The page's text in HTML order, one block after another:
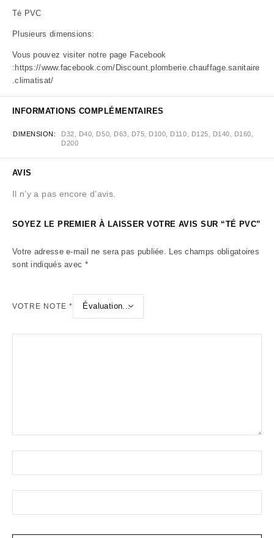
Té PVC
Plusieurs dimensions:
Vous pouvez visiter notre page Facebook
: https://www.facebook.com/Discount.plomberie.chauffage.sanitaire
.climatisat/
INFORMATIONS COMPLÉMENTAIRES
DIMENSION
D32, D40, D50, D63, D75, D100, D110, D125, D140, D160,
D200
AVIS
Il n’y a pas encore d’avis.
SOYEZ LE PREMIER À LAISSER VOTRE AVIS SUR “TÉ PVC”
Votre adresse e-mail ne sera pas publiée. Les champs obligatoires
sont indiqués avec *
VOTRE NOTE*